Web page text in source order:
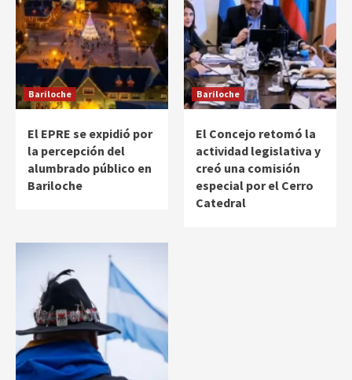
Bariloche
El EPRE se expidió por
la percepción del
alumbrado público en
Bariloche
Bariloche
El Concejo retomó la
actividad legislativa y
creó una comisión
especial por el Cerro
Catedral